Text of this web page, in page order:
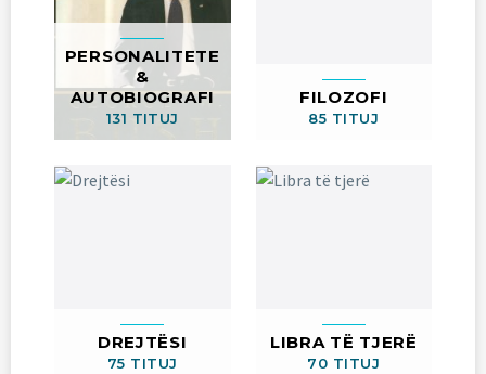
PERSONALITETE
&
AUTOBIOGRAFI
131 TITUJ
FILOZOFI
85 TITUJ
DREJTËSI
75 TITUJ
LIBRA TË TJERË
70 TITUJ